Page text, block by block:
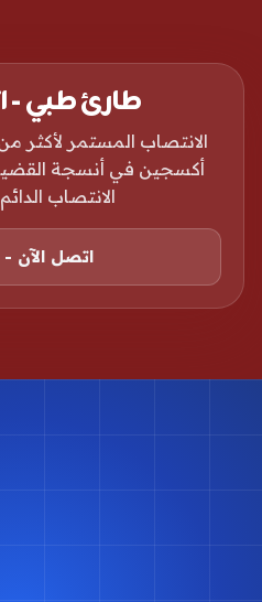
طارئ طبي -
أكسجين في أنسجة
الانتصاب
اتصل الآن